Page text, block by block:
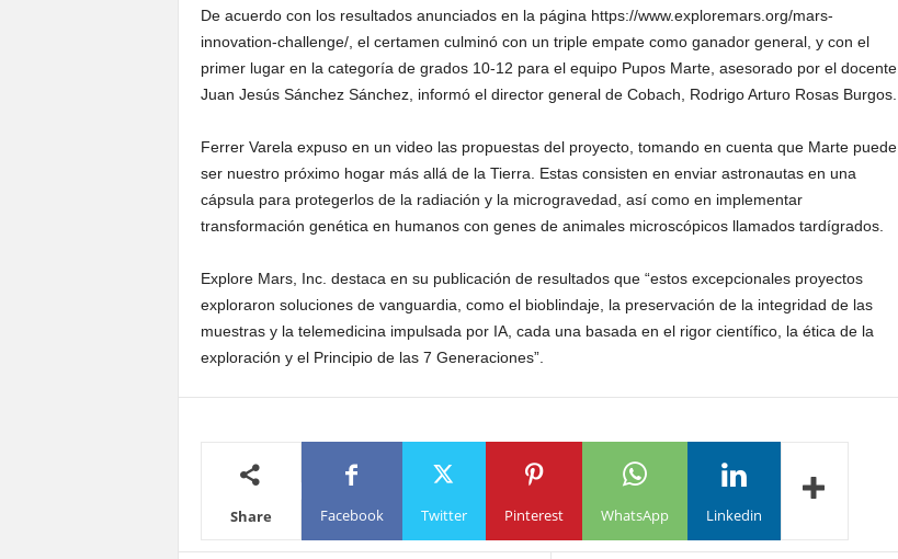
De acuerdo con los resultados anunciados en la página https://www.exploremars.org/mars-
innovation-challenge/, el certamen culminó con un triple empate como ganador general, y con el
primer lugar en la categoría de grados 10-12 para el equipo Pupos Marte, asesorado por el docente
Juan Jesús Sánchez Sánchez, informó el director general de Cobach, Rodrigo Arturo Rosas Burgos.
Ferrer Varela expuso en un video las propuestas del proyecto, tomando en cuenta que Marte puede
ser nuestro próximo hogar más allá de la Tierra. Estas consisten en enviar astronautas en una
cápsula para protegerlos de la radiación y la microgravedad, así como en implementar
transformación genética en humanos con genes de animales microscópicos llamados tardígrados.
Explore Mars, Inc. destaca en su publicación de resultados que “estos excepcionales proyectos
exploraron soluciones de vanguardia, como el bioblindaje, la preservación de la integridad de las
muestras y la telemedicina impulsada por IA, cada una basada en el rigor científico, la ética de la
exploración y el Principio de las 7 Generaciones”.
Share Facebook Twitter Pinterest WhatsApp Linkedin